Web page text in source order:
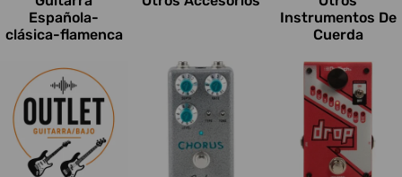
Española-
clásica-flamenca
Instrumentos De
Cuerda